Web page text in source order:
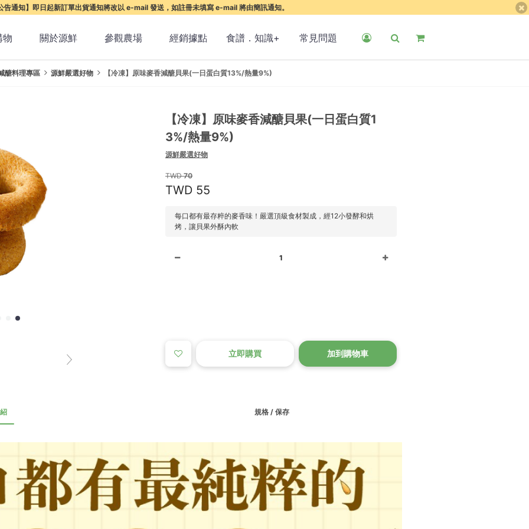
告通知】即日起新訂單出貨通知將改以 e-mail 發送，如註冊未填寫 e-mail 將由簡訊通知。
物 關於源鮮 參觀農場 經銷據點 食譜．知識+ 常見問題
醣料理專區 源鮮嚴選好物 【冷凍】原味麥香減醣貝果(一日蛋白質13%/熱量9%)
【冷凍】原味麥香減醣貝果(一日蛋白質1
3%/熱量9%)
源鮮嚴選好物
70
55
每口都有最存粹的麥香味！嚴選頂級食材製成，經12小發酵和烘
烤，讓貝果外酥內軟
1
立即購買 加到購物車
規格 / 保存